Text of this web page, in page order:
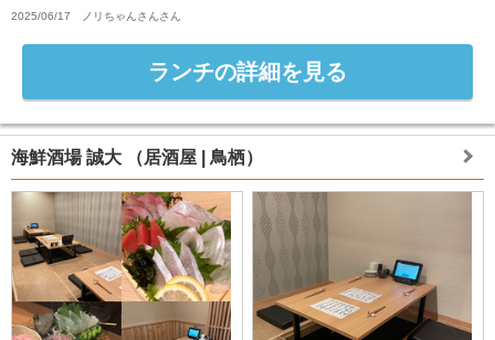
2025/06/17 ノリちゃんさん さん
ランチの詳細を見る
海鮮酒場 誠大 （居酒屋 | 鳥栖）